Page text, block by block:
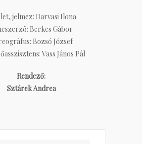
jelmez: Darvasi Ilona
Berkes Gábor
Bozsó József
Vass János Pál
Rendező:
Sztárek Andrea